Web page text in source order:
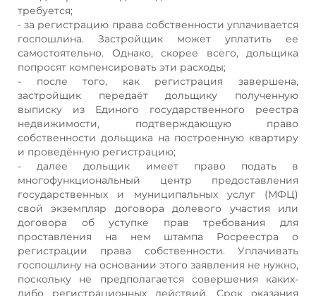
требуется;
- за регистрацию права собственности уплачивается
госпошлина. Застройщик может уплатить ее
самостоятельно. Однако, скорее всего, дольщика
попросят компенсировать эти расходы;
- после того, как регистрация завершена,
застройщик передаёт дольщику полученную
выписку из Единого государственного реестра
недвижимости, подтверждающую право
собственности дольщика на построенную квартиру
и проведённую регистрацию;
- далее дольщик имеет право подать в
многофункциональный центр предоставления
государственных и муниципальных услуг (МФЦ)
свой экземпляр договора долевого участия или
договора об уступке прав требования для
проставления на нем штампа Росреестра о
регистрации права собственности. Уплачивать
госпошлину на основании этого заявления не нужно,
поскольку не предполагается совершения каких-
либо регистрационных действий. Срок оказания